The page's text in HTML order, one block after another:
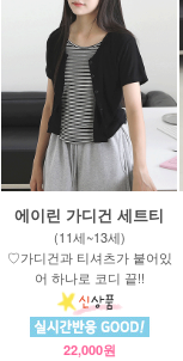
에이린 가디건 세트티
(11세~13세)
♡가디건과 티셔츠가 붙어있
어 하나로 코디 끝!!
22,000원